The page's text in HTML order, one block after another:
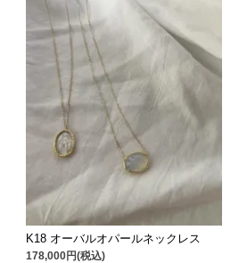
K18 オーバルオパールネックレス
178,000円(税込)